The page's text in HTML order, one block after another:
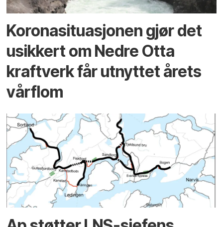
Koronasituasjonen gjør det
usikkert om Nedre Otta
kraftverk får utnyttet årets
vårflom